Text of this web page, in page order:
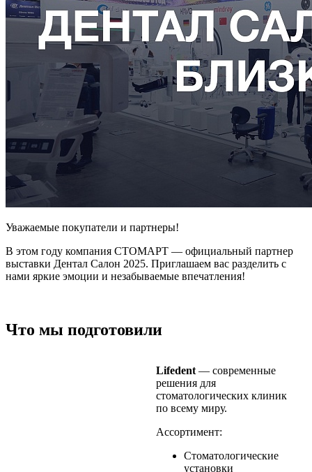
Уважаемые покупатели и партнеры!
В этом году компания СТОМАРТ — официальный партнер
выставки Дентал Салон 2025. Приглашаем вас разделить с
нами яркие эмоции и незабываемые впечатления!
Что мы подготовили
Lifedent — современные
решения для
стоматологических клиник
по всему миру.
Ассортимент:
Стоматологические
установки